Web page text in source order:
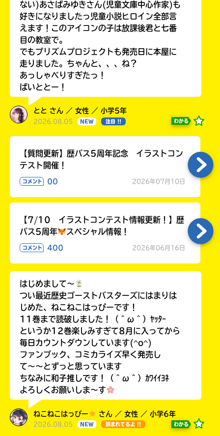
ない)あさばみゆきさん(児童文庫中心作家)も
好きになりましたっ児童小説ヒロイン全部言
えます！このアイコンの子は放課後君と七番
目の教室で。
でもプリズムプロジェクトも発売日に本屋に
走りました。ちゃんと、、、ね？
あっしゃべりすぎたっ！
ばいととー！
とと さん ／ 女性 ／ 小学5年
2026.08.05 NEW 注目 !! わかる
【質問更新】歴バス5周年記念 イラストコン
テスト開催！
コメント 00 2026年07月10日
【7/10 イラストコンテスト情報更新！】歴
バス5周年
スペシャル情報！
コメント 400 2026年06月16日
はじめまして〜
つい最近歴史ゴーストバスターズにはまりは
じめた、ねこねこはっぴーです！
11巻まで読破しました！（＾ω＾）ﾔｯﾀｰ
というか12巻楽しみすぎて8月に入ってから
毎日カウントダウンしています(^o^)
ファンブック、コミカライズ早く発売し
て〜〜とずっと思っています
ちなみに和子推しです！（＾ω＾）ｶﾜｲｲﾖﾈ
よろしくお願いしま〜す
ねこねこはっぴー さん ／ 女性 ／ 小学6年
2026.08.05 NEW 読まれてるよ !! わかる